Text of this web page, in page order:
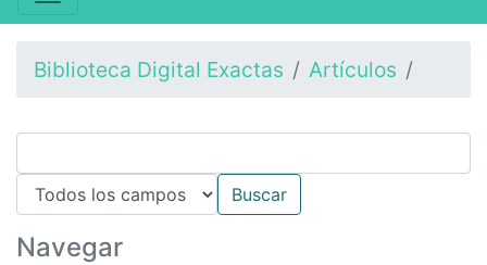
Biblioteca Digital Exactas Artículos
Navegar